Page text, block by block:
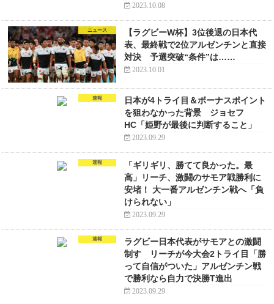
2023.10.08
ニュース
【ラグビーW杯】3位後退の日本代
表、最終戦で2位アルゼンチンと直接
対決 予選突破“条件”は……
2023.10.01
速報
日本が4トライ目＆ボーナスポイント
を狙わなかった背景 ジョセフ
HC「姫野が最後に判断すること」
2023.09.29
速報
「ギリギリ、勝てて良かった。最
高」リーチ、激闘のサモア戦勝利に
安堵！ 大一番アルゼンチン戦へ「負
けられない」
2023.09.29
速報
ラグビー日本代表がサモアとの激闘
制す リーチが今大会2トライ目「勝
って自信がついた」アルゼンチン戦
で勝利なら自力で決勝T進出
2023.09.29